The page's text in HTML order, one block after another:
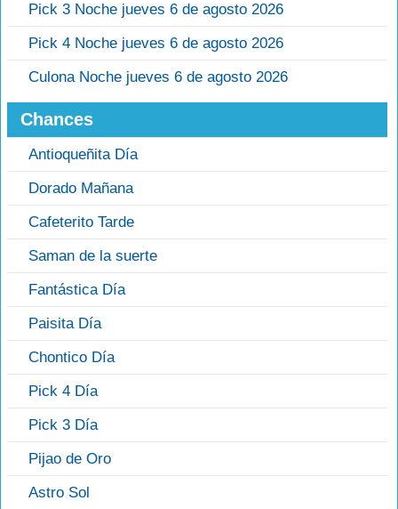
Pick 3 Noche jueves 6 de agosto 2026
Pick 4 Noche jueves 6 de agosto 2026
Culona Noche jueves 6 de agosto 2026
Chances
Antioqueñita Día
Dorado Mañana
Cafeterito Tarde
Saman de la suerte
Fantástica Día
Paisita Día
Chontico Día
Pick 4 Día
Pick 3 Día
Pijao de Oro
Astro Sol